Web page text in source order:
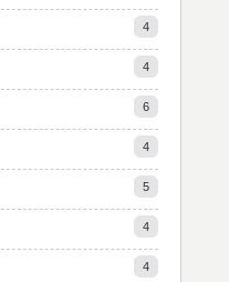
4
4
6
4
5
4
4